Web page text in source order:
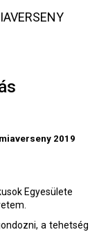
2019
Egyesülete
a tehetség